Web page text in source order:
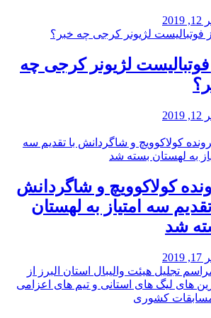
فوتبالیست لژیونر کرجی چه
کولاکوویچ و شاگردانش
تقدیم سه امتیاز به لهستان
شد